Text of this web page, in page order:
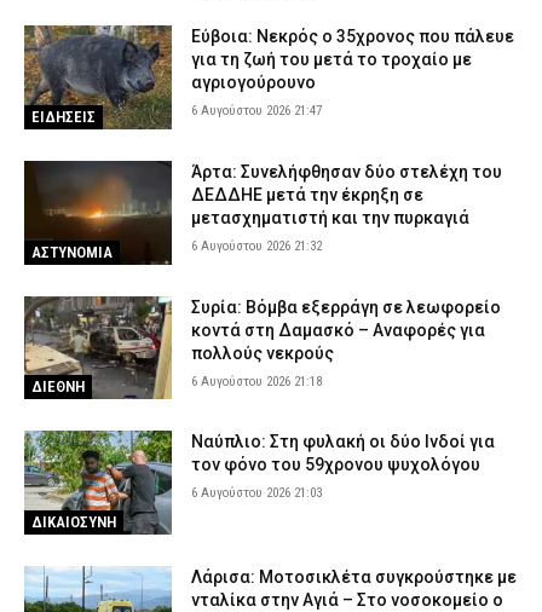
ΕΙΔΗΣΕΙΣ
Εύβοια: Νεκρός ο 35χρονος που πάλευε
για τη ζωή του μετά το τροχαίο με
αγριογούρουνο
6 Αυγούστου 2026 21:47
ΑΣΤΥΝΟΜΙΑ
Άρτα: Συνελήφθησαν δύο στελέχη του
ΔΕΔΔΗΕ μετά την έκρηξη σε
μετασχηματιστή και την πυρκαγιά
6 Αυγούστου 2026 21:32
ΔΙΕΘΝΗ
Συρία: Βόμβα εξερράγη σε λεωφορείο
κοντά στη Δαμασκό – Αναφορές για
πολλούς νεκρούς
6 Αυγούστου 2026 21:18
ΔΙΚΑΙΟΣΥΝΗ
Ναύπλιο: Στη φυλακή οι δύο Ινδοί για
τον φόνο του 59χρονου ψυχολόγου
6 Αυγούστου 2026 21:03
Λάρισα: Μοτοσικλέτα συγκρούστηκε με
νταλίκα στην Αγιά – Στο νοσοκομείο ο